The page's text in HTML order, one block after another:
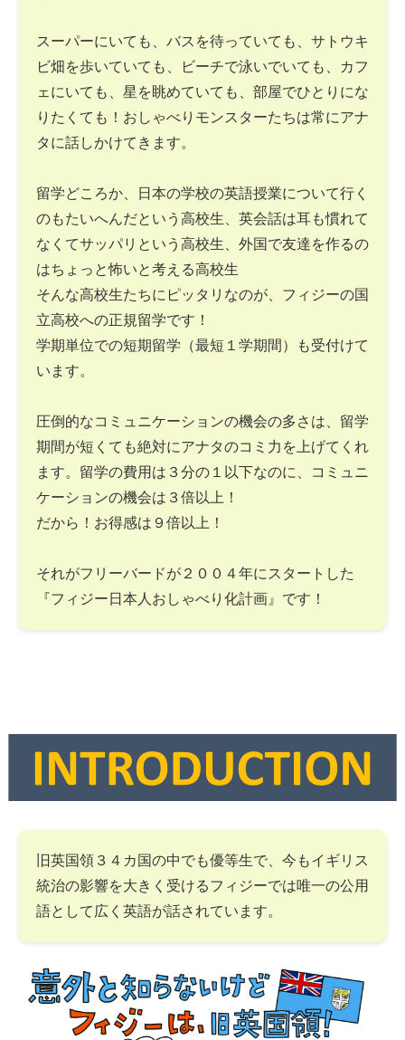
スーパーにいても、バスを待っていても、サトウキ
ビ畑を歩いていても、ビーチで泳いでいても、カフ
ェにいても、星を眺めていても、部屋でひとりにな
りたくても！おしゃべりモンスターたちは常にアナ
タに話しかけてきます。
留学どころか、日本の学校の英語授業について行く
のもたいへんだという高校生、英会話は耳も慣れて
なくてサッパリという高校生、外国で友達を作るの
はちょっと怖いと考える高校生
そんな高校生たちにピッタリなのが、フィジーの国
立高校への正規留学です！
学期単位での短期留学（最短１学期間）も受付けて
います。
圧倒的なコミュニケーションの機会の多さは、留学
期間が短くても絶対にアナタのコミ力を上げてくれ
ます。留学の費用は３分の１以下なのに、コミュニ
ケーションの機会は３倍以上！
だから！お得感は９倍以上！
それがフリーバードが２００４年にスタートした
『フィジー日本人おしゃべり化計画』です！
旧英国領３４カ国の中でも優等生で、今もイギリス
統治の影響を大きく受けるフィジーでは唯一の公用
語として広く英語が話されています。